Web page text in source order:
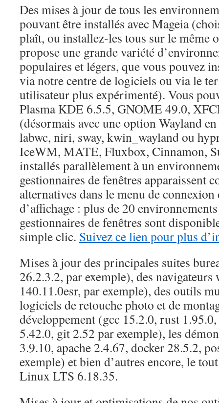
Des mises à jour de tous les
pouvant être installés avec Mageia
plaît, ou installez-les tous sur le même
propose une grande variété
populaires et légers, que vous pouvez
via notre centre de logiciels ou via le
utilisateur plus expérimenté). Vous
Plasma KDE 6.5.5, GNOME 49.0,
(désormais avec une option Wayland
labwc, niri, sway, kwin_wayland ou
IceWM, MATE, Fluxbox, Cinnamon,
installés parallèlement à un
gestionnaires de fenêtres apparaissent
alternatives dans le menu de
d’affichage : plus de 20
gestionnaires de fenêtres sont
simple clic. Suivez ce lien pour plus
Mises à jour des principales suites
26.2.3.2, par exemple), des
140.11.0esr, par exemple), des outils
logiciels de retouche photo et de
développement (gcc 15.2.0, rust
5.42.0, git 2.52 par exemple), les
3.9.10, apache 2.4.67, docker 28.5.2,
exemple) et bien d’autres encore, le
Linux LTS 6.18.35.